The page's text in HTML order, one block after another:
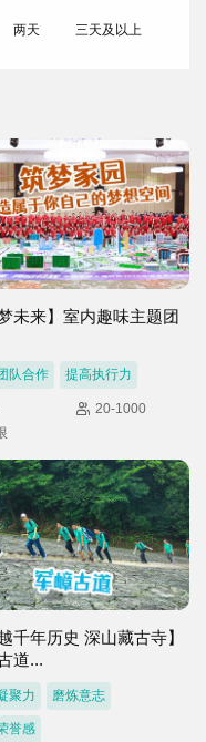
两天 三天及以上
梦未来】室内趣味主题团
队合作 提高执行力
20-1000
千年历史 深山藏古寺】
道...
聚力 磨炼意志
誉感